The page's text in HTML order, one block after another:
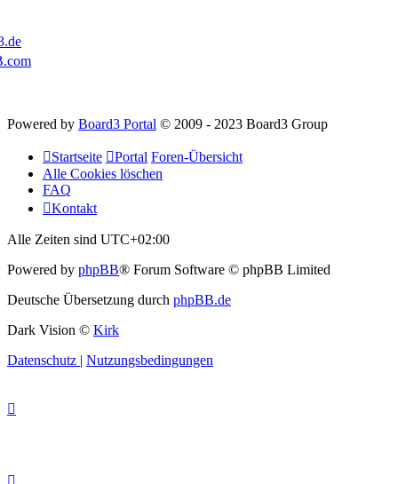
Powered by Board3 Portal © 2009 - 2023 Board3 Group
Startseite Portal Foren-Übersicht
Alle Cookies löschen
FAQ
Kontakt
Alle Zeiten sind UTC+02:00
Powered by phpBB® Forum Software © phpBB Limited
Deutsche Übersetzung durch phpBB.de
Dark Vision © Kirk
Datenschutz | Nutzungsbedingungen